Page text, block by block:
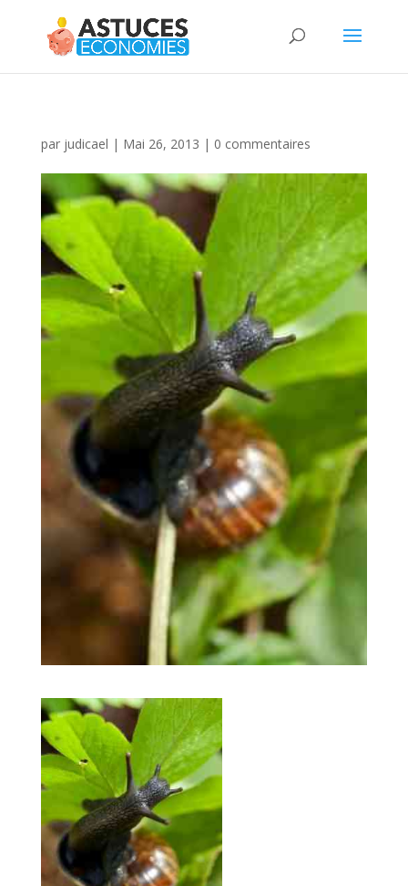
par judicael | Mai 26, 2013 | 0 commentaires